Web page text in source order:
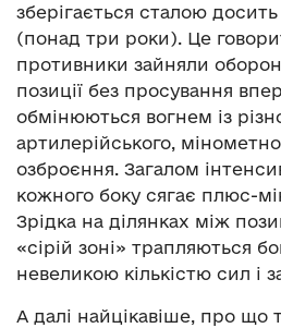
зберігається сталою
(понад три роки). Це
противники зайняли
позиції без просування
обмінюються вогнем із
артилерійського,
озброєння. Загалом
кожного боку сягає плюс-
Зрідка на ділянках між
«сірій зоні» трапляються
невеликою кількістю сил і
А далі найцікавіше, про що